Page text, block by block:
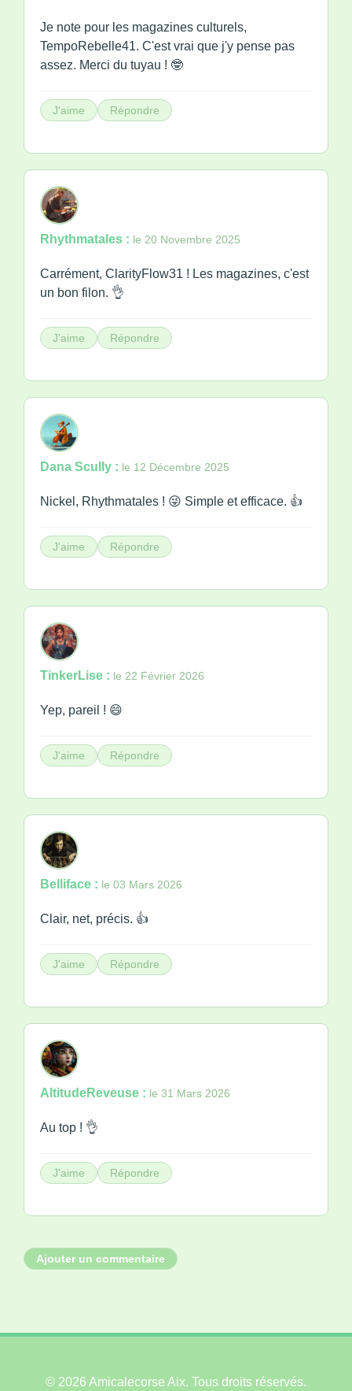
Je note pour les magazines culturels,
TempoRebelle41. C'est vrai que j'y pense pas
assez. Merci du tuyau ! 🤓
J'aime Répondre
Rhythmatales : le 20 Novembre 2025
Carrément, ClarityFlow31 ! Les magazines, c'est
un bon filon. 👌
J'aime Répondre
Dana Scully : le 12 Décembre 2025
Nickel, Rhythmatales ! 😜 Simple et efficace. 👍
J'aime Répondre
TinkerLise : le 22 Février 2026
Yep, pareil ! 😄
J'aime Répondre
Belliface : le 03 Mars 2026
Clair, net, précis. 👍
J'aime Répondre
AltitudeReveuse : le 31 Mars 2026
Au top ! 👌
J'aime Répondre
Ajouter un commentaire
© 2026 Amicalecorse Aix. Tous droits réservés.